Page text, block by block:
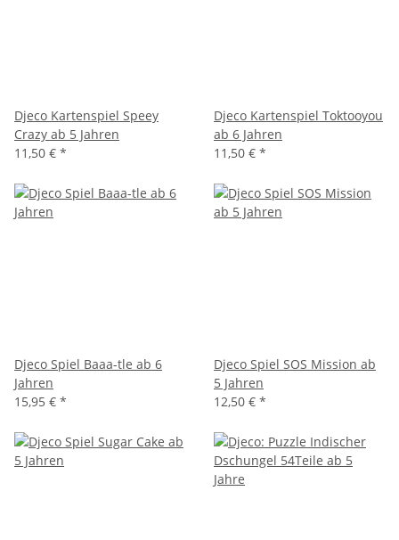
Djeco Kartenspiel Speey
Crazy ab 5 Jahren
11,50 € *
Djeco Kartenspiel Toktooyou
ab 6 Jahren
11,50 € *
Djeco Spiel Baaa-tle ab 6
Jahren
15,95 € *
Djeco Spiel SOS Mission ab
5 Jahren
12,50 € *